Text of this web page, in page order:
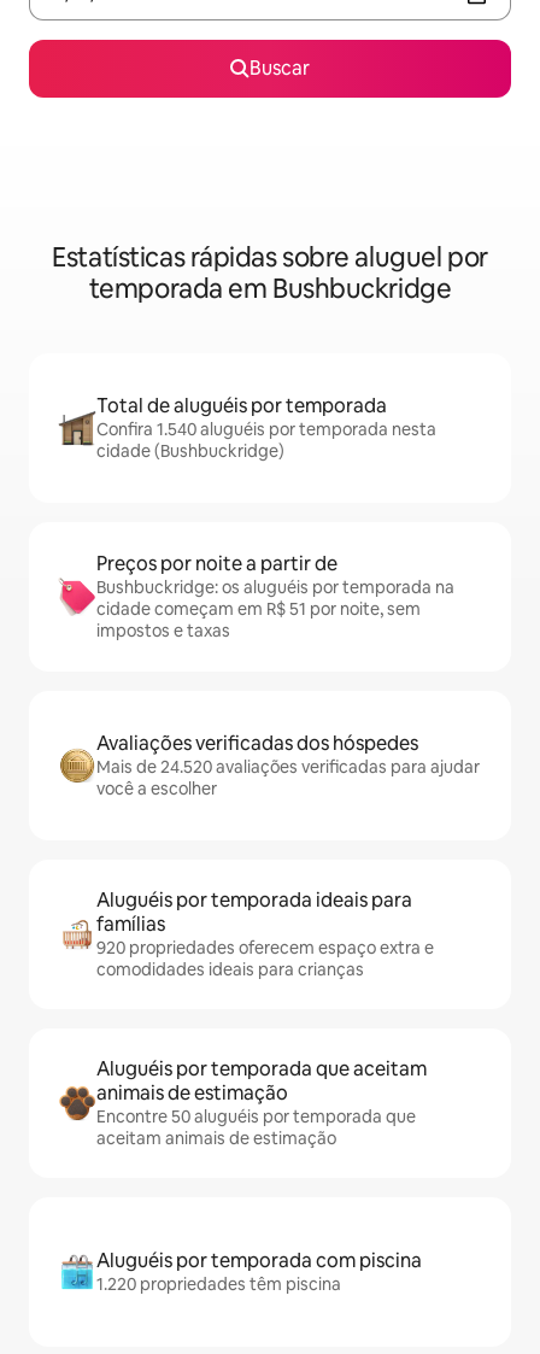
Buscar
Estatísticas rápidas sobre aluguel por
temporada em Bushbuckridge
Total de aluguéis por temporada
Confira 1.540 aluguéis por temporada nesta
cidade (Bushbuckridge)
Preços por noite a partir de
Bushbuckridge: os aluguéis por temporada na
cidade começam em R$ 51 por noite, sem
impostos e taxas
Avaliações verificadas dos hóspedes
Mais de 24.520 avaliações verificadas para ajudar
você a escolher
Aluguéis por temporada ideais para
famílias
920 propriedades oferecem espaço extra e
comodidades ideais para crianças
Aluguéis por temporada que aceitam
animais de estimação
Encontre 50 aluguéis por temporada que
aceitam animais de estimação
Aluguéis por temporada com piscina
1.220 propriedades têm piscina